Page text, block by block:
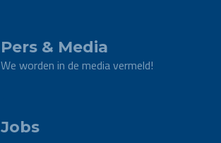
Pers & Media
We worden in de media vermeld!
Jobs